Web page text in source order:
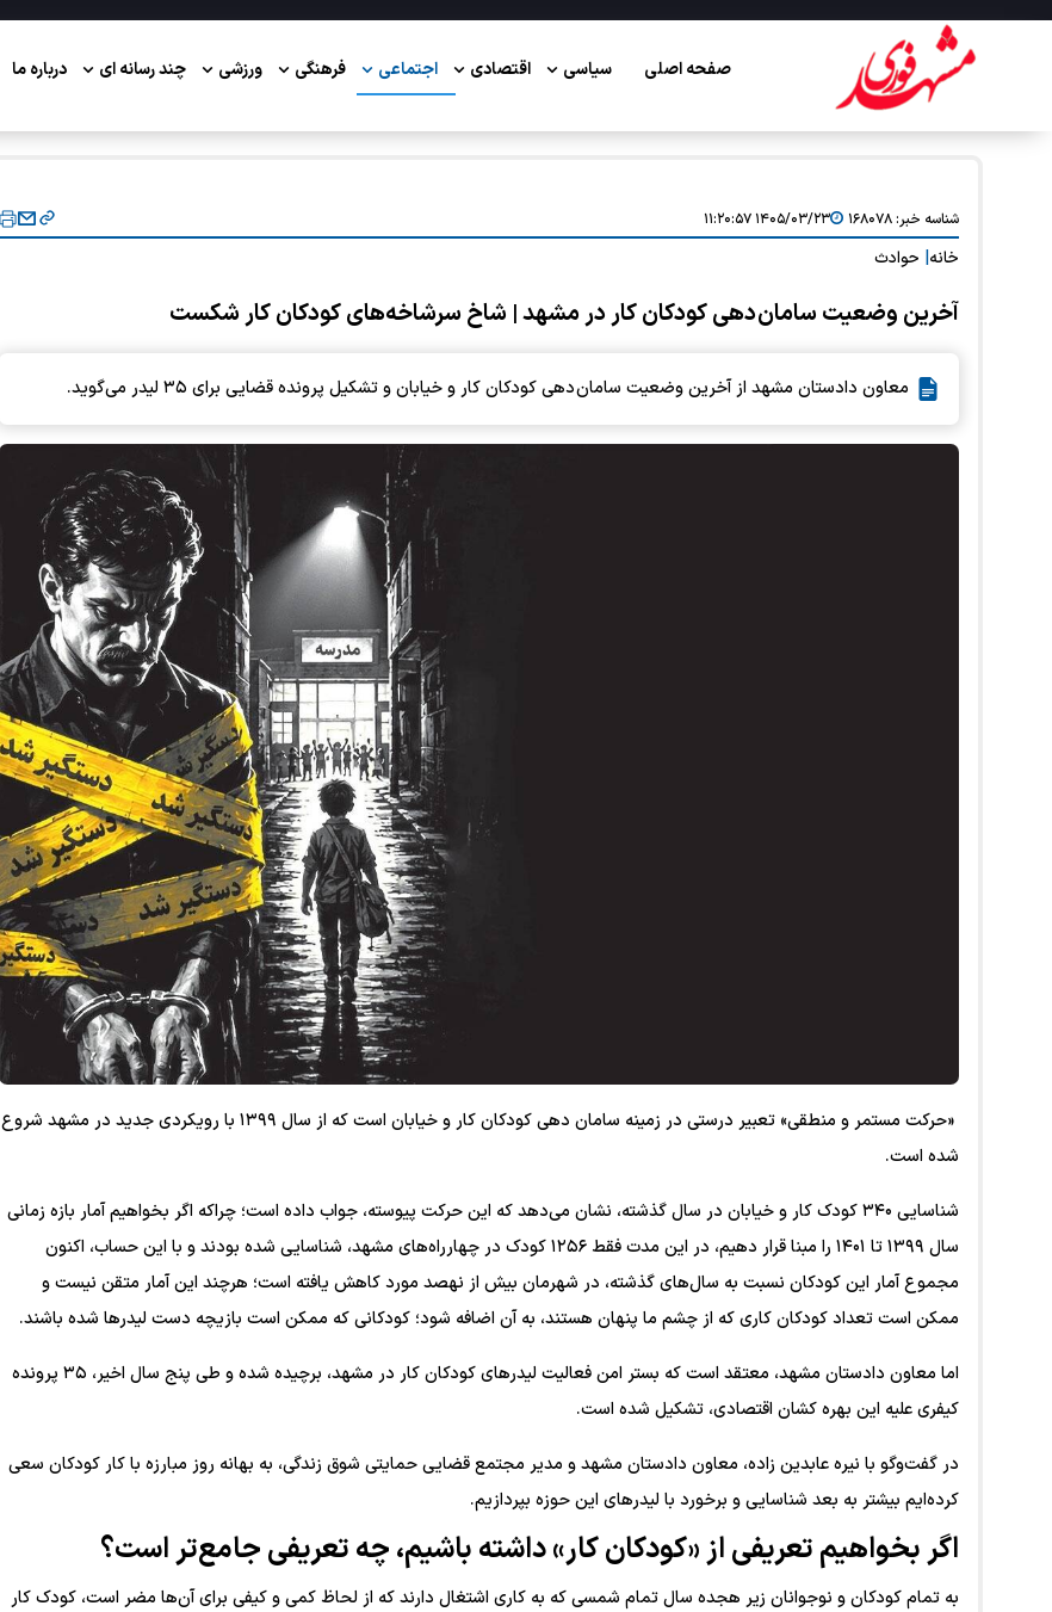
صفحه اصلی سیاسی اقتصادی اجتماعی فرهنگی ورزشی چند رسانه ای درباره ما
شناسه خبر:۱۶۸۰۷۸ ۱۴۰۵/۰۳/۲۳ ۱۱:۲۰:۵۷
خانه حوادث
آخرین وضعیت سامان دهی کودکان کار در مشهد | شاخ سرشاخه‌های کودکان کار شکست
معاون دادستان مشهد از آخرین وضعیت سامان دهی کودکان کار و خیابان و تشکیل پرونده قضایی برای ۳۵ لیدر می‌گوید.
«حرکت مستمر و منطقی» تعبیر درستی در زمینه سامان دهی کودکان کار و خیابان است که از سال ۱۳۹۹ با رویکردی جدید در مشهد شروع
شده است.
شناسایی ۳۴۰ کودک کار و خیابان در سال گذشته، نشان می‌دهد که این حرکت پیوسته، جواب داده است؛ چراکه اگر بخواهیم آمار بازه زمانی
سال ۱۳۹۹ تا ۱۴۰۱ را مبنا قرار دهیم، در این مدت فقط ۱۲۵۶ کودک در چهارراه‌های مشهد، شناسایی شده بودند و با این حساب، اکنون
مجموع آمار این کودکان نسبت به سال‌های گذشته، در شهرمان بیش از نهصد مورد کاهش یافته است؛ هرچند این آمار متقن نیست و
ممکن است تعداد کودکان کاری که از چشم ما پنهان هستند، به آن اضافه شود؛ کودکانی که ممکن است بازیچه دست لیدر‌ها شده باشند.
اما معاون دادستان مشهد، معتقد است که بستر امن فعالیت لیدر‌های کودکان کار در مشهد، برچیده شده و طی پنج سال اخیر، ۳۵ پرونده
کیفری علیه این بهره کشان اقتصادی، تشکیل شده است.
در گفت‌و‌گو با نیره عابدین زاده، معاون دادستان مشهد و مدیر مجتمع قضایی حمایتی شوق زندگی، به بهانه روز مبارزه با کار کودکان سعی
کرده‌ایم بیشتر به بعد شناسایی و برخورد با لیدر‌های این حوزه بپردازیم.
اگر بخواهیم تعریفی از «کودکان کار» داشته باشیم، چه تعریفی جامع‌تر است؟
به تمام کودکان و نوجوانان زیر هجده سال تمام شمسی که به کاری اشتغال دارند که از لحاظ کمی و کیفی برای آن‌ها مضر است، کودک کار